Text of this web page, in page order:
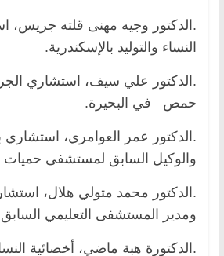
.الدكتور وجيه مهنى قلته جريس،
النساء والتوليد بالإسكندرية.
.الدكتور علي سيف، استشاري
حمص في البحيرة.
.الدكتور عمر العوامري، استشاري
والوكيل السابق لمستشفى حميات
.الدكتور محمد متولي هلال،
ومدير المستشفى التعليمي
.الدكتورة هبة ماضي، أخصائية